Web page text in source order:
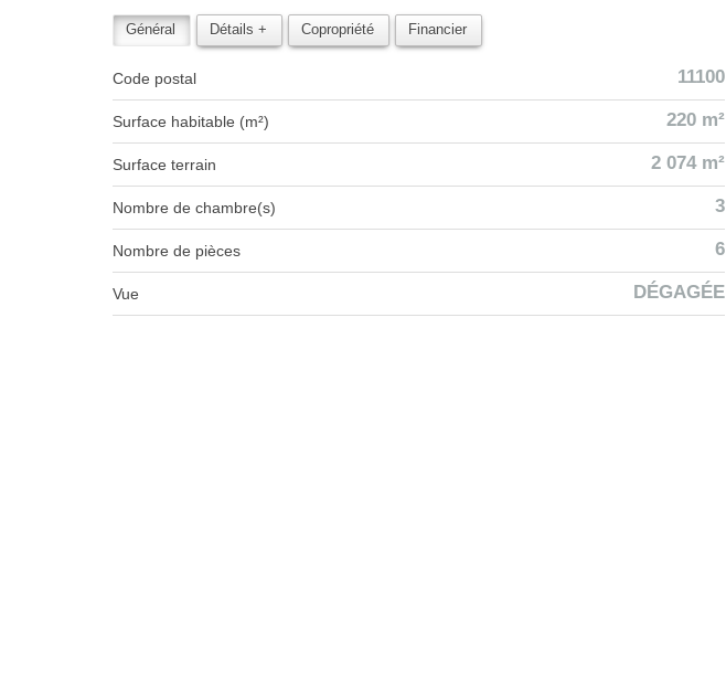
Général Détails + Copropriété Financier
Code postal 11100
Surface habitable (m²) 220 m²
surface terrain 2 074 m²
Nombre de chambre(s) 3
Nombre de pièces 6
Vue DÉGAGÉE